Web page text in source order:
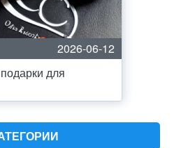
2026-06-12
для